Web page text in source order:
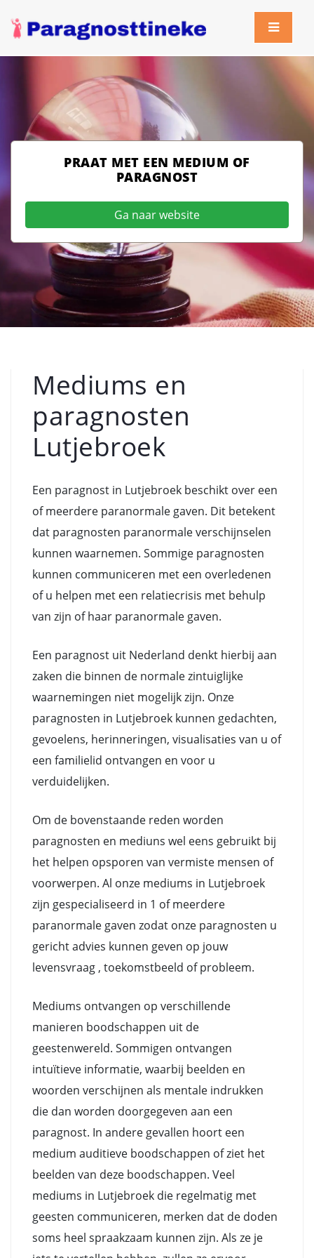
PRAAT MET EEN MEDIUM OF
PARAGNOST
Ga naar website
Mediums en
paragnosten
Lutjebroek
Een paragnost in Lutjebroek beschikt over een
of meerdere paranormale gaven. Dit betekent
dat paragnosten paranormale verschijnselen
kunnen waarnemen. Sommige paragnosten
kunnen communiceren met een overledenen
of u helpen met een relatiecrisis met behulp
van zijn of haar paranormale gaven.
Een paragnost uit Nederland denkt hierbij aan
zaken die binnen de normale zintuiglijke
waarnemingen niet mogelijk zijn. Onze
paragnosten in Lutjebroek kunnen gedachten,
gevoelens, herinneringen, visualisaties van u of
een familielid ontvangen en voor u
verduidelijken.
Om de bovenstaande reden worden
paragnosten en mediuns wel eens gebruikt bij
het helpen opsporen van vermiste mensen of
voorwerpen. Al onze mediums in Lutjebroek
zijn gespecialiseerd in 1 of meerdere
paranormale gaven zodat onze paragnosten u
gericht advies kunnen geven op jouw
levensvraag , toekomstbeeld of probleem.
Mediums ontvangen op verschillende
manieren boodschappen uit de
geestenwereld. Sommigen ontvangen
intuïtieve informatie, waarbij beelden en
woorden verschijnen als mentale indrukken
die dan worden doorgegeven aan een
paragnost. In andere gevallen hoort een
medium auditieve boodschappen of ziet het
beelden van deze boodschappen. Veel
mediums in Lutjebroek die regelmatig met
geesten communiceren, merken dat de doden
soms heel spraakzaam kunnen zijn. Als ze je